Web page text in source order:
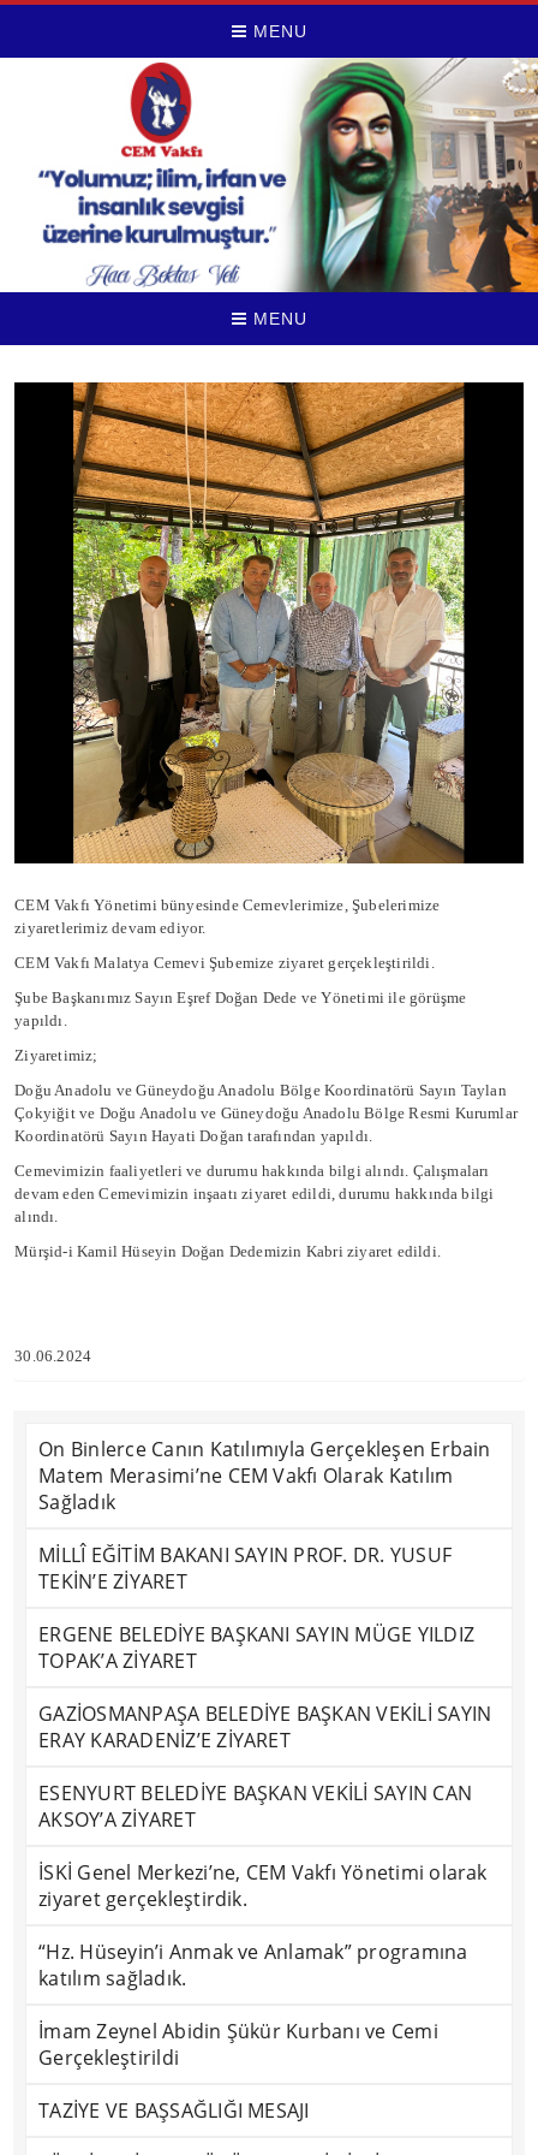
MENU
MENU
CEM Vakfı Yönetimi bünyesinde Cemevlerimize, Şubelerimize
ziyaretlerimiz devam ediyor.
CEM Vakfı Malatya Cemevi Şubemize ziyaret gerçekleştirildi.
Şube Başkanımız Sayın Eşref Doğan Dede ve Yönetimi ile görüşme
yapıldı.
Ziyaretimiz;
Doğu Anadolu ve Güneydoğu Anadolu Bölge Koordinatörü Sayın Taylan
Çokyiğit ve Doğu Anadolu ve Güneydoğu Anadolu Bölge Resmi Kurumlar
Koordinatörü Sayın Hayati Doğan tarafından yapıldı.
Cemevimizin faaliyetleri ve durumu hakkında bilgi alındı. Çalışmaları
devam eden Cemevimizin inşaatı ziyaret edildi, durumu hakkında bilgi
alındı.
Mürşid-i Kamil Hüseyin Doğan Dedemizin Kabri ziyaret edildi.
30.06.2024
On Binlerce Canın Katılımıyla Gerçekleşen Erbain
Matem Merasimi’ne CEM Vakfı Olarak Katılım
Sağladık
MİLLÎ EĞİTİM BAKANI SAYIN PROF. DR. YUSUF
TEKİN’E ZİYARET
ERGENE BELEDİYE BAŞKANI SAYIN MÜGE YILDIZ
TOPAK’A ZİYARET
GAZİOSMANPAŞA BELEDİYE BAŞKAN VEKİLİ SAYIN
ERAY KARADENİZ’E ZİYARET
ESENYURT BELEDİYE BAŞKAN VEKİLİ SAYIN CAN
AKSOY’A ZİYARET
İSKİ Genel Merkezi’ne, CEM Vakfı Yönetimi olarak
ziyaret gerçekleştirdik.
“Hz. Hüseyin’i Anmak ve Anlamak” programına
katılım sağladık.
İmam Zeynel Abidin Şükür Kurbanı ve Cemi
Gerçekleştirildi
TAZİYE VE BAŞSAĞLIĞI MESAJI